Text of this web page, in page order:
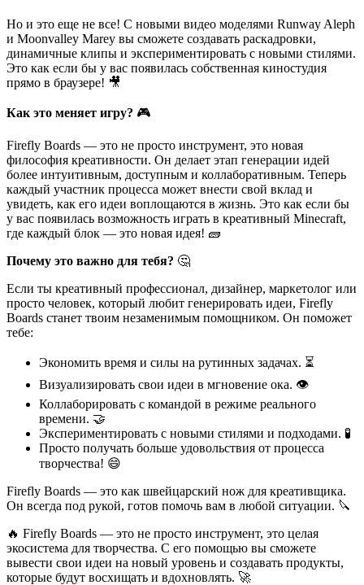
Но и это еще не все! С новыми видео моделями Runway Aleph
и Moonvalley Marey вы сможете создавать раскадровки,
динамичные клипы и экспериментировать с новыми стилями.
Это как если бы у вас появилась собственная киностудия
прямо в браузере! 🎥
Как это меняет игру? 🎮
Firefly Boards — это не просто инструмент, это новая
философия креативности. Он делает этап генерации идей
более интуитивным, доступным и коллаборативным. Теперь
каждый участник процесса может внести свой вклад и
увидеть, как его идеи воплощаются в жизнь. Это как если бы
у вас появилась возможность играть в креативный Minecraft,
где каждый блок — это новая идея! 🧱
Почему это важно для тебя? 🤔
Если ты креативный профессионал, дизайнер, маркетолог или
просто человек, который любит генерировать идеи, Firefly
Boards станет твоим незаменимым помощником. Он поможет
тебе:
Экономить время и силы на рутинных задачах. ⏳
Визуализировать свои идеи в мгновение ока. 👁️
Коллаборировать с командой в режиме реального
времени. 🤝
Экспериментировать с новыми стилями и подходами. 🧪
Просто получать больше удовольствия от процесса
творчества! 😄
Firefly Boards — это как швейцарский нож для креативщика.
Он всегда под рукой, готов помочь вам в любой ситуации. 🔪
🔥 Firefly Boards — это не просто инструмент, это целая
экосистема для творчества. С его помощью вы сможете
вывести свои идеи на новый уровень и создавать продукты,
которые будут восхищать и вдохновлять. 🚀